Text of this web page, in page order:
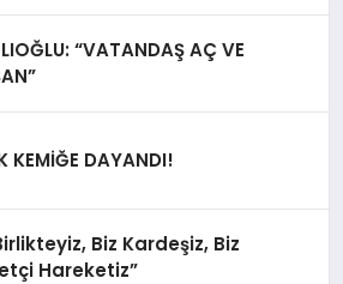
“VATANDAŞ AÇ VE
KEMİĞE DAYANDI!
Biz Kardeşiz, Biz
Hareketiz”